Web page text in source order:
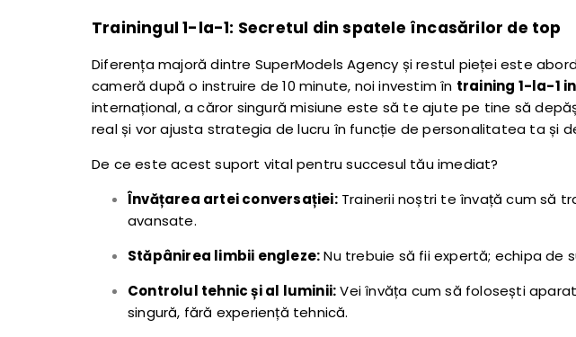
Trainingul 1-la-1: Secretul din spatele încasărilor de top
Diferența majoră dintre SuperModels Agency și restul pieței este
cameră după o instruire de 10 minute, noi investim în training 1-la-1
internațional, a căror singură misiune este să te ajute pe tine să
real și vor ajusta strategia de lucru în funcție de personalitatea ta și
De ce este acest suport vital pentru succesul tău imediat?
Învățarea artei conversației:Trainerii noștri te învață cum să
avansate.
Stăpânirea limbii engleze:Nu trebuie să fii expertă; echipa de
Controlul tehnic și al luminii:Vei învăța cum să folosești
singură, fără experiență tehnică.